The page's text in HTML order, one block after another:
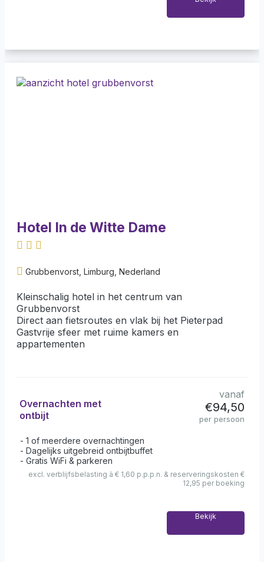
Hotel In de Witte Dame
Grubbenvorst, Limburg, Nederland
Kleinschalig hotel in het centrum van
Grubbenvorst
Direct aan fietsroutes en vlak bij het Pieterpad
Gastvrije sfeer met ruime kamers en
appartementen
Overnachten met
ontbijt
vanaf
€94,50
per persoon
1 of meerdere overnachtingen
Dagelijks uitgebreid ontbijtbuffet
Gratis WiFi & parkeren
excl. verblijfsbelasting à € 1,60 p.p.p.n. & reserveringskosten €
12,95 per boeking
Bekijk